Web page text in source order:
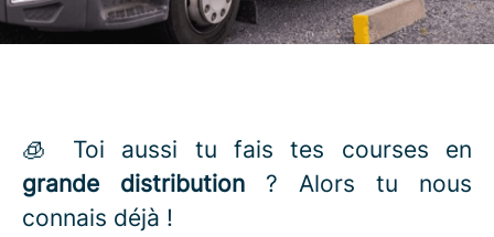
🧊 Toi aussi tu fais tes courses en
grande distribution ? Alors tu nous
connais déjà !